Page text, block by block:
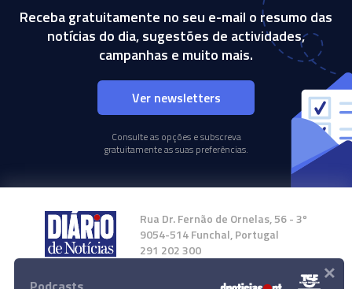
Receba gratuitamente no seu e-mail o resumo das
notícias do dia, sugestões de actividades,
campanhas e muito mais.
Ver newsletters
Consulte as opções e subscreva
gratuitamente as suas preferências.
Rua Dr. Fernão de Ornelas, 56 - 3º
9054-514 Funchal, Portugal
291 202 300
Instale a nossa App ×